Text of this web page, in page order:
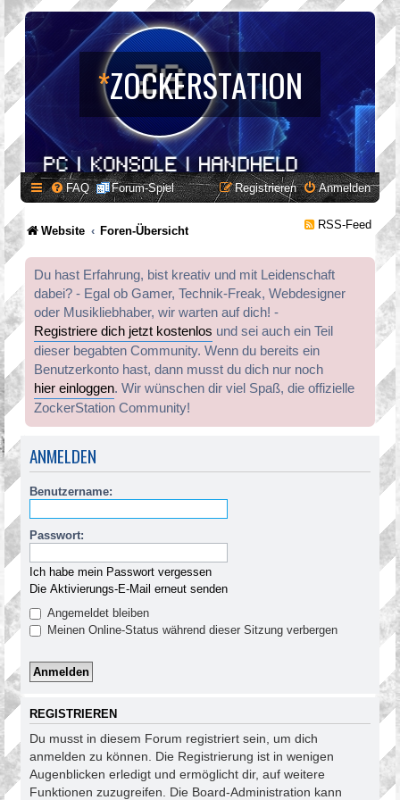
*ZOCKERSTATION
FAQ Forum-Spiel Anmelden
Registrieren
Website Foren-Übersicht RSS-Feed
Du hast Erfahrung, bist kreativ und mit Leidenschaft
dabei? - Egal ob Gamer, Technik-Freak, Webdesigner
oder Musikliebhaber, wir warten auf dich! -
Registriere dich jetzt kostenlos und sei auch ein Teil
dieser begabten Community. Wenn du bereits ein
Benutzerkonto hast, dann musst du dich nur noch
hier einloggen. Wir wünschen dir viel Spaß, die offizielle
ZockerStation Community!
ANMELDEN
Benutzername:
Passwort:
Ich habe mein Passwort vergessen
Die Aktivierungs-E-Mail erneut senden
Angemeldet bleiben
Meinen Online-Status während dieser Sitzung verbergen
REGISTRIEREN
Du musst in diesem Forum registriert sein, um dich
anmelden zu können. Die Registrierung ist in wenigen
Augenblicken erledigt und ermöglicht dir, auf weitere
Funktionen zuzugreifen. Die Board-Administration kann